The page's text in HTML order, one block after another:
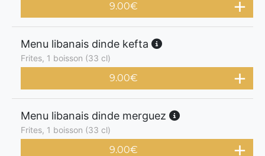
9.00€
Menu libanais dinde kefta
Frites, 1 boisson (33 cl)
9.00€
Menu libanais dinde merguez
Frites, 1 boisson (33 cl)
9.00€